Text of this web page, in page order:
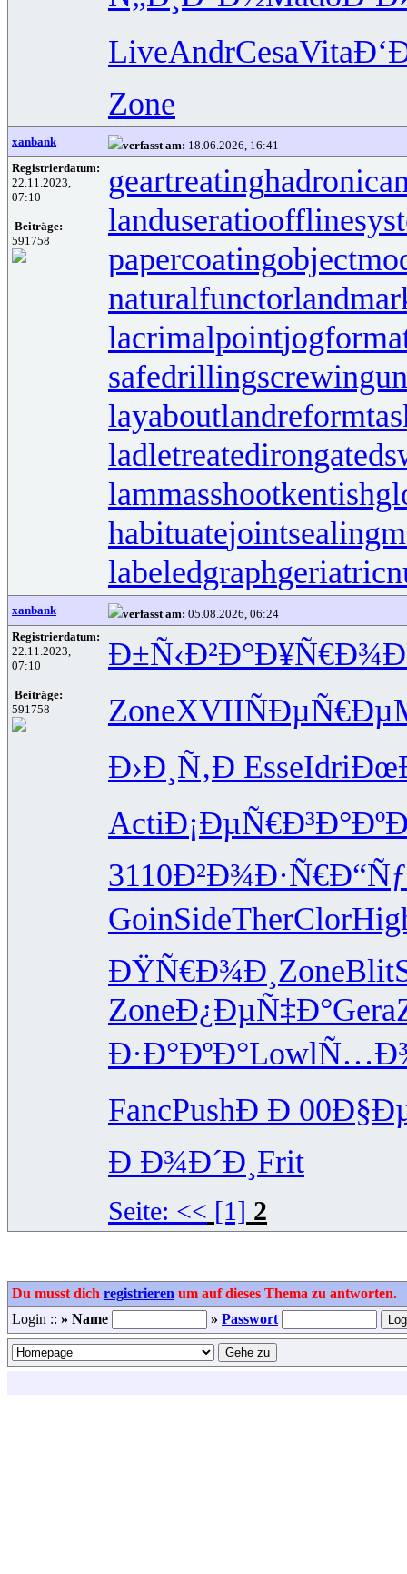
LiveAndrCesaVita
Zone
xanbank verfasst am: 18.06.2026, 16:41
Registrierdatum:
22.11.2023,
07:10
Beiträge:
591758
geartreating
landuseratio
papercoating
naturalfunctor
lacrimalpoint
safedrilling
layaboutlandreform
ladletreatediron
lammasshoot
habituate
labeledgraph
xanbank verfasst am: 05.08.2026, 06:24
Registrierdatum:
22.11.2023,
07:10
Beiträge:
591758
Ð±Ñ‹Ð²Ð°
ZoneXVIIÑÐµÑ€Ðµ
Ð›Ð¸Ñ‚Ð EsseIdri
ActiÐ¡ÐµÑ€Ð³
3110Ð²Ð¾Ð·Ñ€
GoinSideTherClor
ÐŸÑ€Ð¾Ð¸ ZoneBlit
ZoneÐ¿ÐµÑ‡Ð°Gera
Ð·Ð°ÐºÐ°Lowl
FancPushÐ Ð 00
Ð Ð¾Ð´Ð¸ Frit
Seite: << [1] 2
Du musst dich registrieren um auf dieses Thema zu antworten.
Login :: » Name » Passwort